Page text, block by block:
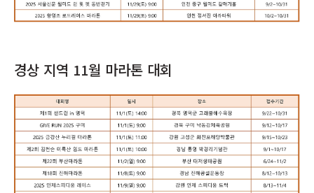
경상 지역 11월 마라톤 대회